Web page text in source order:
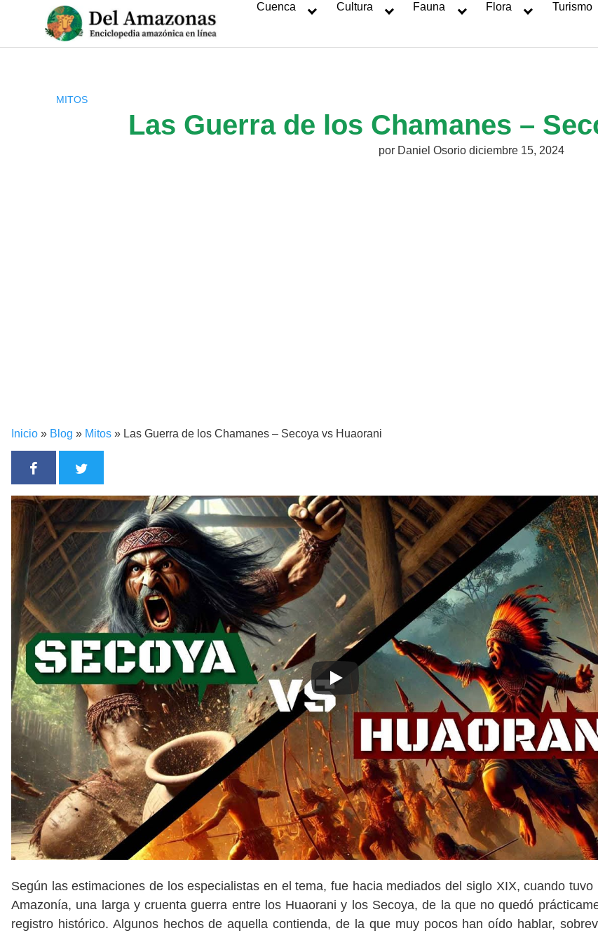
Cuenca Cultura Fauna Flora Turismo
MITOS
Las Guerra de los Chamanes –
por Daniel Osorio diciembre 15, 2024
Inicio » Blog » Mitos » Las Guerra de los Chamanes – Secoya vs Huaorani
Según las estimaciones de los especialistas en el tema, fue hacia mediados del siglo XIX, cuando tuvo
Amazonía, una larga y cruenta guerra entre los Huaorani y los Secoya, de la que no quedó
registro histórico. Algunos hechos de aquella contienda, de la que muy pocos han oído hablar,